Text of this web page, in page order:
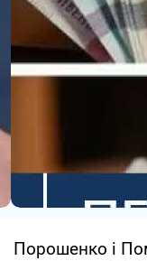
Порошенко і